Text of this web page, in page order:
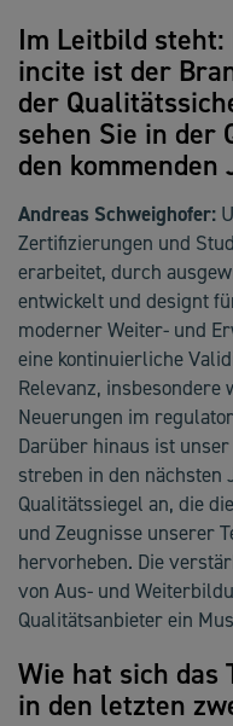
Im Leitbild steht:
incite ist der
der
sehen Sie in der
den kommenden
Andreas Schweighofer:
Zertifizierungen und
erarbeitet, durch
entwickelt und designt
moderner Weiter- und
eine kontinuierliche
Relevanz, insbesondere
Neuerungen im
Darüber hinaus ist
streben in den
Qualitätssiegel an, die
und Zeugnisse unserer
hervorheben. Die
von Aus- und
Qualitätsanbieter ein
Wie hat sich das
in den letzten